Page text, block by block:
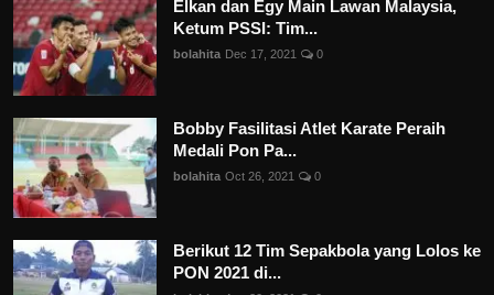
Elkan dan Egy Main Lawan Malaysia,
Ketum PSSI: Tim...
bolahita Dec 17, 2021 0
Bobby Fasilitasi Atlet Karate Peraih
Medali Pon Pa...
bolahita Oct 26, 2021 0
Berikut 12 Tim Sepakbola yang Lolos ke
PON 2021 di...